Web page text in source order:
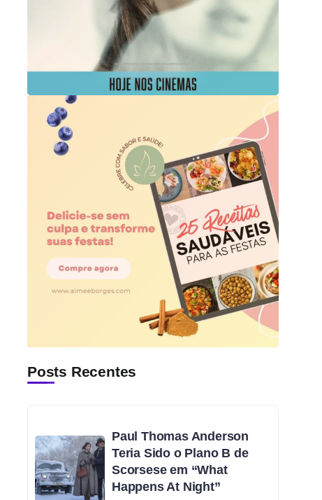
Posts Recentes
Paul Thomas Anderson
Teria Sido o Plano B de
Scorsese em “What
Happens At Night”